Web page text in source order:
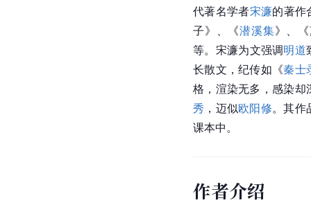
代著名学者宋濂的著作
子》、《潜溪集》、
等。宋濂为文强调明道
长散文，纪传如《秦士
格，渲染无多，感染
秀 ，迈似欧阳修。其作
课本中。
作者介绍